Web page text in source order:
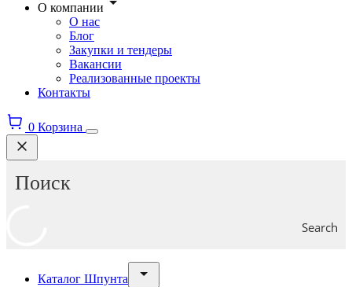
О компании
О нас
Блог
Закупки и тендеры
Вакансии
Реализованные проекты
Контакты
0 Корзина
Search
Каталог Шпунта